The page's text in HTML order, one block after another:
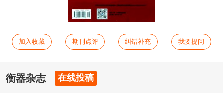
加入收藏 期刊点评 纠错补充 我要提问
衡器杂志 在线投稿